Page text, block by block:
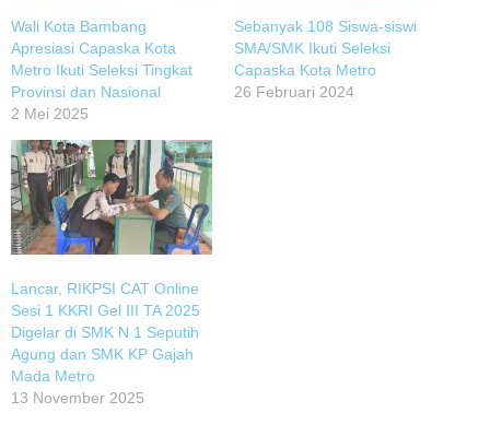
Wali Kota Bambang
Apresiasi Capaska Kota
Metro Ikuti Seleksi Tingkat
Provinsi dan Nasional
2 Mei 2025
Sebanyak 108 Siswa-siswi
SMA/SMK Ikuti Seleksi
Capaska Kota Metro
26 Februari 2024
Lancar, RIKPSI CAT Online
Sesi 1 KKRI Gel III TA 2025
Digelar di SMK N 1 Seputih
Agung dan SMK KP Gajah
Mada Metro
13 November 2025